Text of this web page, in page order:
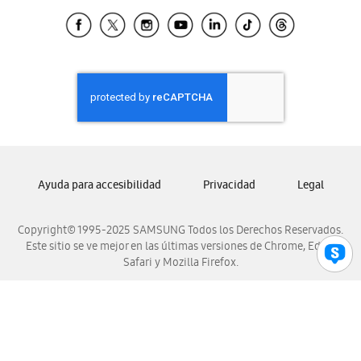
Samsung El Salvador
Samsung Honduras
Samsung Nicaragua
Samsung Panamá
Samsung Venezuela
Copyright© 1995-2025 SAMSUNG Todos los Derechos Reservados.
Este sitio se ve mejor en las últimas versiones de Chrome, Edge,
Safari y Mozilla Firefox.
Ayuda para accesibilidad Privacidad Legal